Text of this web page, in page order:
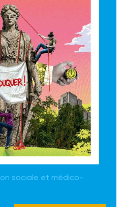
sociale et médico-